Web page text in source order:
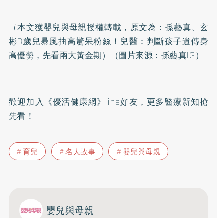
（本文獲嬰兒與母親授權轉載，原文為： 孫藝真、玄
彬3歲兒暴風抽高驚呆粉絲！兒醫：判斷孩子遺傳身
高優勢，先看兩大黃金期）（圖片來源： 孫藝真IG）
歡迎加入 《優活健康網》line好友 ，更多醫療新知搶
先看！
育兒 名人故事 嬰兒與母親
嬰兒與母親